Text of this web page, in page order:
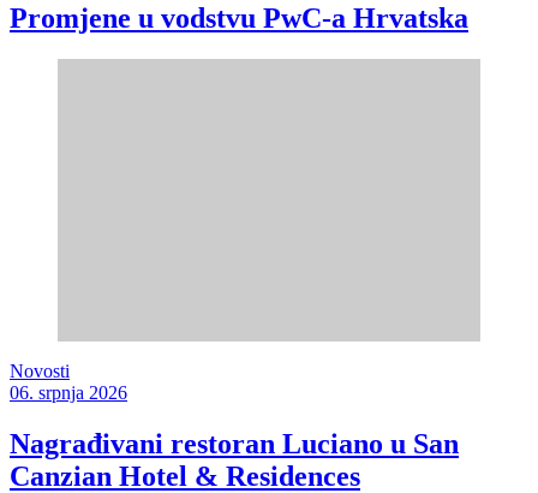
Promjene u vodstvu PwC-a Hrvatska
Novosti
06. srpnja 2026
Nagrađivani restoran Luciano u San
Canzian Hotel & Residences